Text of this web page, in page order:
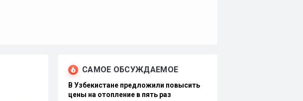
САМОЕ ОБСУЖДАЕМОЕ
В Узбекистане предложили повысить
цены на отопление в пять раз